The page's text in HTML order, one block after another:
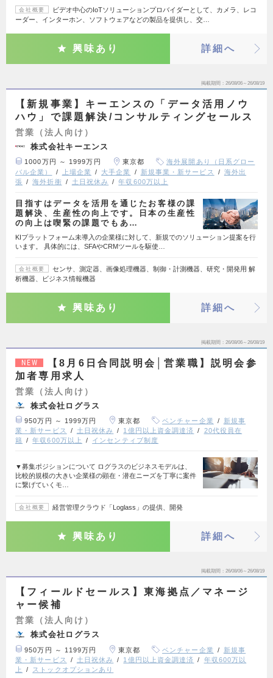
会社概要
ビデオ中心のIoTソリューションプロバイダーとして、カメラ、レコ
ーダー、インターホン、ソフトウェアなどの製品を提供し、交…
興味あり 詳細へ
掲載期間 26/08/06～26/08/19
【新規事業】キーエンスの「データ活用ノウ
ハウ」で課題解決/コンサルティングセールス
営業（法人向け）
株式会社キーエンス
1000万円 ～ 1999万円 東京都
海外展開あり（日系グロー
バル企業）
上場企業 大手企業 新規事業・新サービス
海外出
張
海外折衝 土日祝休み 年収600万以上
目指すはデータを活用を通じたお客様の課
題解決、生産性の向上です。日本の生産性
の向上は喫緊の課題でもあ…
KIプラットフォーム未導入の企業様に対して、新規でのソリューション提案を行
います。 具体的には、SFAやCRMツールを駆使…
会社概要
センサ、測定器、画像処理機器、制御・計測機器、研究・開発用 解
析機器、ビジネス情報機器
興味あり 詳細へ
掲載期間 26/08/06～26/08/19
NEW
【8月6日合同説明会│営業職】説明会参
加者専用求人
営業（法人向け）
株式会社ログラス
950万円 ～ 1999万円 東京都 ベンチャー企業
新規事
業・新サービス
土日祝休み 1億円以上資金調達済
20代役員在
籍
年収600万以上 インセンティブ制度
▼募集ポジションについて ログラスのビジネスモデルは、
比較的規模の大きい企業様の顕在・潜在ニーズを丁寧に案件
に繋げていくモ…
会社概要 経営管理クラウド「Loglass」の提供、開発
興味あり 詳細へ
掲載期間 26/08/06～26/08/19
【フィールドセールス】東海拠点／マネージ
ャー候補
営業（法人向け）
株式会社ログラス
950万円 ～ 1199万円 東京都 ベンチャー企業
新規事
業・新サービス
土日祝休み 1億円以上資金調達済
年収600万以
上
ストックオプションあり